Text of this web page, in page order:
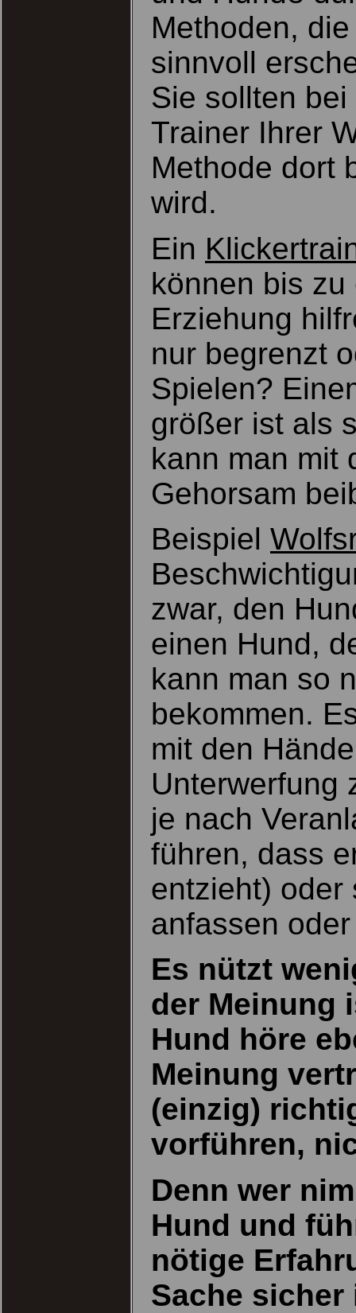
Methoden,
sinnvoll
Sie sollten
Trainer Ihrer
Methode dort
wird.
Ein
können bis
Erziehung
nur begrenzt
Spielen?
größer ist als
kann man mit
Gehorsam
Beispiel
zwar, den
einen Hund,
kann man so
bekommen.
mit den
Unterwerfung
je nach
führen, dass
entzieht) oder
anfassen
Es nützt
der Meinung
Hund höre
Meinung
(einzig)
vorführen,
Denn wer
Hund und
nötige
Sache sicher